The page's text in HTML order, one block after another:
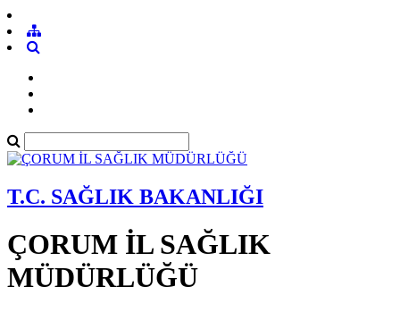
T.C. SAĞLIK BAKANLIĞI
ÇORUM İL SAĞLIK
MÜDÜRLÜĞÜ